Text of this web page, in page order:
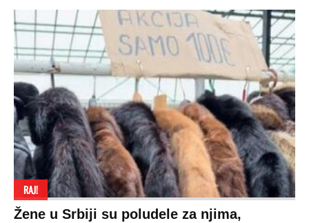
RAJ!
Žene u Srbiji su poludele za njima,